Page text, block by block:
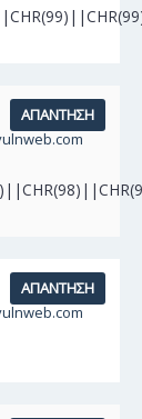
ΑΠΆΝΤΗΣΗ
ΑΠΆΝΤΗΣΗ